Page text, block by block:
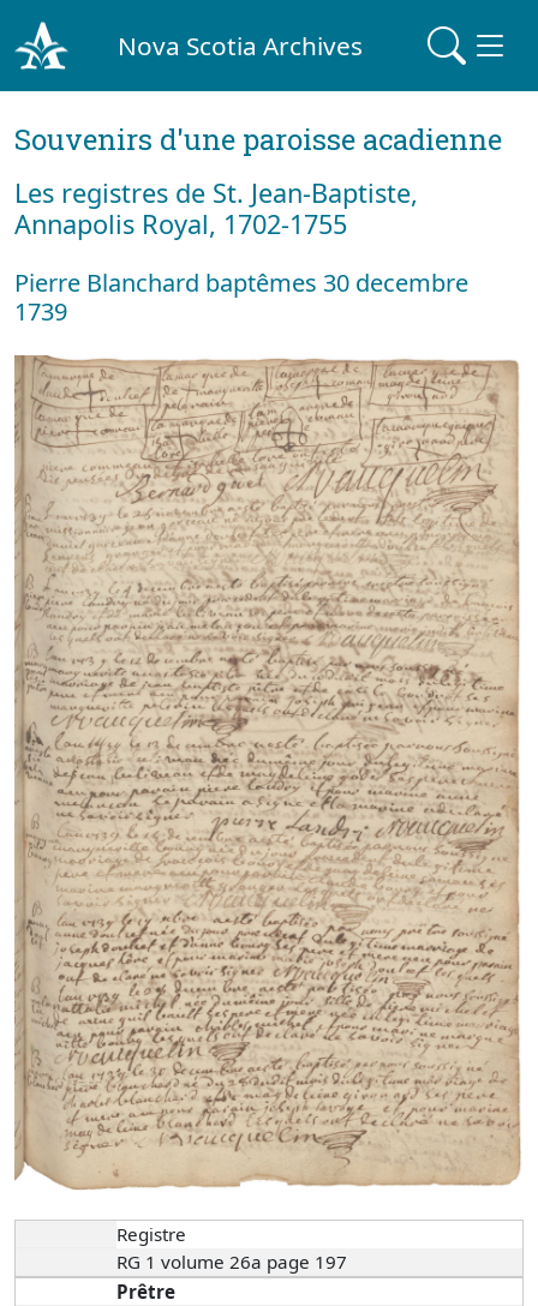
Nova Scotia Archives
Souvenirs d'une paroisse acadienne
Les registres de St. Jean-Baptiste,
Annapolis Royal, 1702-1755
Pierre Blanchard baptêmes 30 decembre
1739
Registre
RG 1 volume 26a page 197
Prêtre